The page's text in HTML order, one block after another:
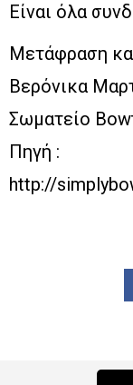
Είναι όλα
Μετάφραση
Βερόνικα
Σωματείο
Πηγή :
http://